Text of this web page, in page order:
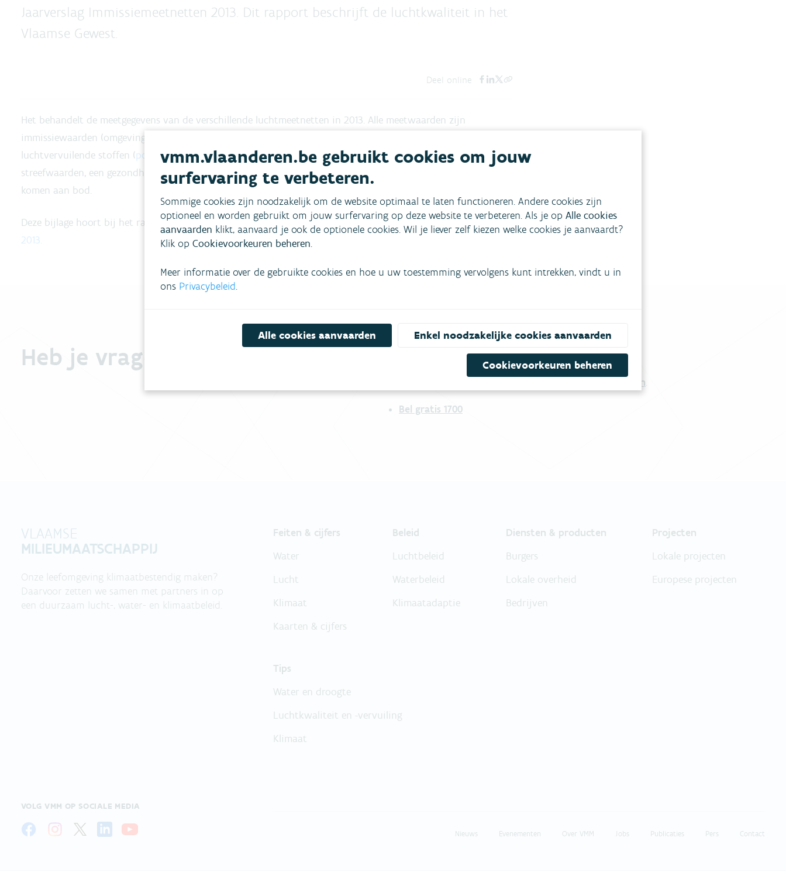
Jaarverslag Immissiemeetnetten 2013. Dit rapport beschrijft de luchtkwaliteit in het
Vlaamse Gewest.
Deel online
Het behandelt de meetgegevens van de verschillende luchtmeetnetten in 2013. Alle meetwaarden zijn
immissiewaarden (omgevingsluchtwaarden). De afzonderlijke hoofdstukken behandelen de voornaamste
luchtvervuilende stoffen (polluenten
). Ook een toetsing met de Vlaamse en Europese grens- en
streefwaarden, een gezondheidskundige toetsing en de evolutie van de luchtkwaliteit over de jaren heen
komen aan bod.
Deze bijlage hoort bij het rapportLuchtkwaliteit in het Vlaamse Gewest - Jaarverslag Immissiemeetnetten
2013.
Heb je vragen? Bekijk het overzicht van meestgestelde vragen.
Vul ons contactformulier in.
Bel gratis 1700
VLAAMSE
MILIEUMAATSCHAPPIJ
Onze leefomgeving klimaatbestendig maken?
Daarvoor zetten we samen met partners in op
een duurzaam lucht-, water- en klimaatbeleid.
VOLG VMM OP SOCIALE MEDIA
Feiten & cijfers
Water
Lucht
Klimaat
Kaarten & cijfers
Beleid
Luchtbeleid
Waterbeleid
Klimaatadaptie
Diensten & producten
Burgers
Lokale overheid
Bedrijven
Projecten
Lokale projecten
Europese projecten
Tips
Water en droogte
Luchtkwaliteit en -vervuiling
Klimaat
Nieuws Evenementen Over VMM Jobs Publicaties Pers Contact
vmm.vlaanderen.be gebruikt cookies om jouw
surfervaring te verbeteren.
Sommige cookies zijn noodzakelijk om de website optimaal te laten functioneren. Andere cookies zijn
optioneel en worden gebruikt om jouw surfervaring op deze website te verbeteren. Als je op Alle cookies
aanvaarden klikt, aanvaard je ook de optionele cookies. Wil je liever zelf kiezen welke cookies je aanvaardt?
Klik op Cookievoorkeuren beheren.
Meer informatie over de gebruikte cookies en hoe u uw toestemming vervolgens kunt intrekken, vindt u in
ons Privacybeleid.
Alle cookies aanvaarden Enkel noodzakelijke cookies aanvaarden
Cookievoorkeuren beheren